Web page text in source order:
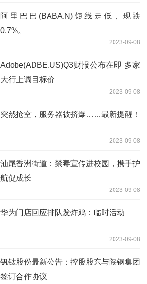
阿里巴巴(BABA.N)短线走低，现跌
0.7%。
2023-09-08
Adobe(ADBE.US)Q3财报公布在即 多家
大行上调目标价
2023-09-08
突然抢空，服务器被挤爆……最新提醒！
2023-09-08
汕尾香洲街道：禁毒宣传进校园，携手护
航促成长
2023-09-08
华为门店回应排队发炸鸡：临时活动
2023-09-08
钒钛股份最新公告：控股股东与陕钢集团
签订合作协议